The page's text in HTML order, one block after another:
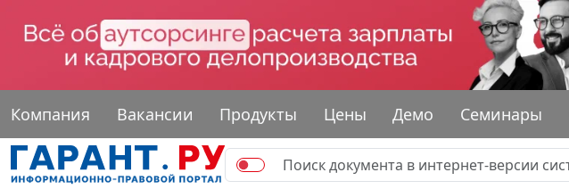
Компания Вакансии Продукты Цены Демо Семинары